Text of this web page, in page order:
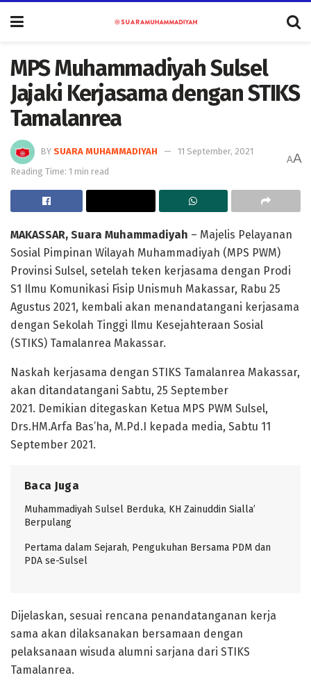
MPS Muhammadiyah Sulsel
Jajaki Kerjasama dengan STIKS
Tamalanrea
BY SUARA MUHAMMADIYAH
11 September, 2021
Reading Time: 1 min read
AA
MAKASSAR, Suara Muhammadiyah – Majelis Pelayanan
Sosial Pimpinan Wilayah Muhammadiyah (MPS PWM)
Provinsi Sulsel, setelah teken kerjasama dengan Prodi
S1 Ilmu Komunikasi Fisip Unismuh Makassar, Rabu 25
Agustus 2021, kembali akan menandatangani kerjasama
dengan Sekolah Tinggi Ilmu Kesejahteraan Sosial
(STIKS) Tamalanrea Makassar.
Naskah kerjasama dengan STIKS Tamalanrea Makassar,
akan ditandatangani Sabtu, 25 September
2021. Demikian ditegaskan Ketua MPS PWM Sulsel,
Drs.HM.Arfa Bas’ha, M.Pd.I kepada media, Sabtu 11
September 2021.
Baca Juga
Muhammadiyah Sulsel Berduka, KH Zainuddin Sialla’
Berpulang
Pertama dalam Sejarah, Pengukuhan Bersama PDM dan
PDA se-Sulsel
Dijelaskan, sesuai rencana penandatanganan kerja
sama akan dilaksanakan bersamaan dengan
pelaksanaan wisuda alumni sarjana dari STIKS
Tamalanrea.